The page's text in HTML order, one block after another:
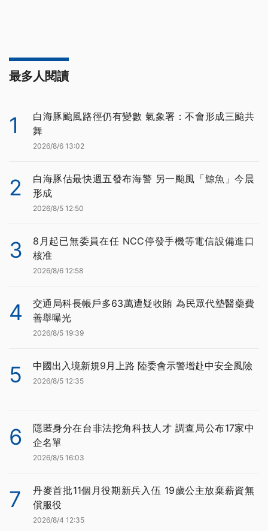
最多人閱讀
1
白海豚颱風路徑仍有變數 氣象署：不會形成三颱共
舞
2026/8/6 13:02
2
白海豚估最快週五發布海警 另一颱風「鯨魚」今晨
形成
2026/8/5 12:50
3
8月起已無委員在任 NCC停發手機等電信設備進口
核准
2026/8/6 12:58
4
交通局科長帳戶多63萬遭疑收賄 為民眾代墊醫藥費
善舉曝光
2026/8/5 19:39
5 中國出入境新規9月上路 陸委會示警增赴中安全風險
2026/8/5 12:35
6
隱匿身分在台非法挖角科技人才 調查局公布17家中
企名單
2026/8/5 16:03
7
丹麥首批11個月役期新兵入伍 19歲公主放棄薪資無
償服役
2026/8/4 12:35